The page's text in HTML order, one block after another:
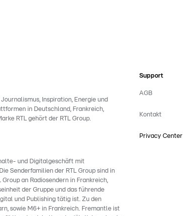
Inspiration, Energie und
in Deutschland, Frankreich,
RTL gehört der RTL Group.
und Digitalgeschäft mit
Senderfamilien der RTL Group sind in
an Radiosendern in Frankreich,
der Gruppe und das führende
und Publishing tätig ist. Zu den
sowie M6+ in Frankreich. Fremantle ist
Support
AGB
Kontakt
Privacy Center